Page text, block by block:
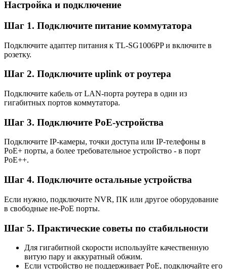
Настройка и подключение
Шаг 1. Подключите питание коммутатора
Подключите адаптер питания к TL-SG1006PP и включите в
розетку.
Шаг 2. Подключите uplink от роутера
Подключите кабель от LAN-порта роутера в один из
гигабитных портов коммутатора.
Шаг 3. Подключите PoE-устройства
Подключите IP-камеры, точки доступа или IP-телефоны в
PoE+ порты, а более требовательное устройство - в порт
PoE++.
Шаг 4. Подключите остальные устройства
Если нужно, подключите NVR, ПК или другое оборудование
в свободные не-PoE порты.
Шаг 5. Практические советы по стабильности
Для гигабитной скорости используйте качественную
витую пару и аккуратный обжим.
Если устройство не поддерживает PoE, подключайте его